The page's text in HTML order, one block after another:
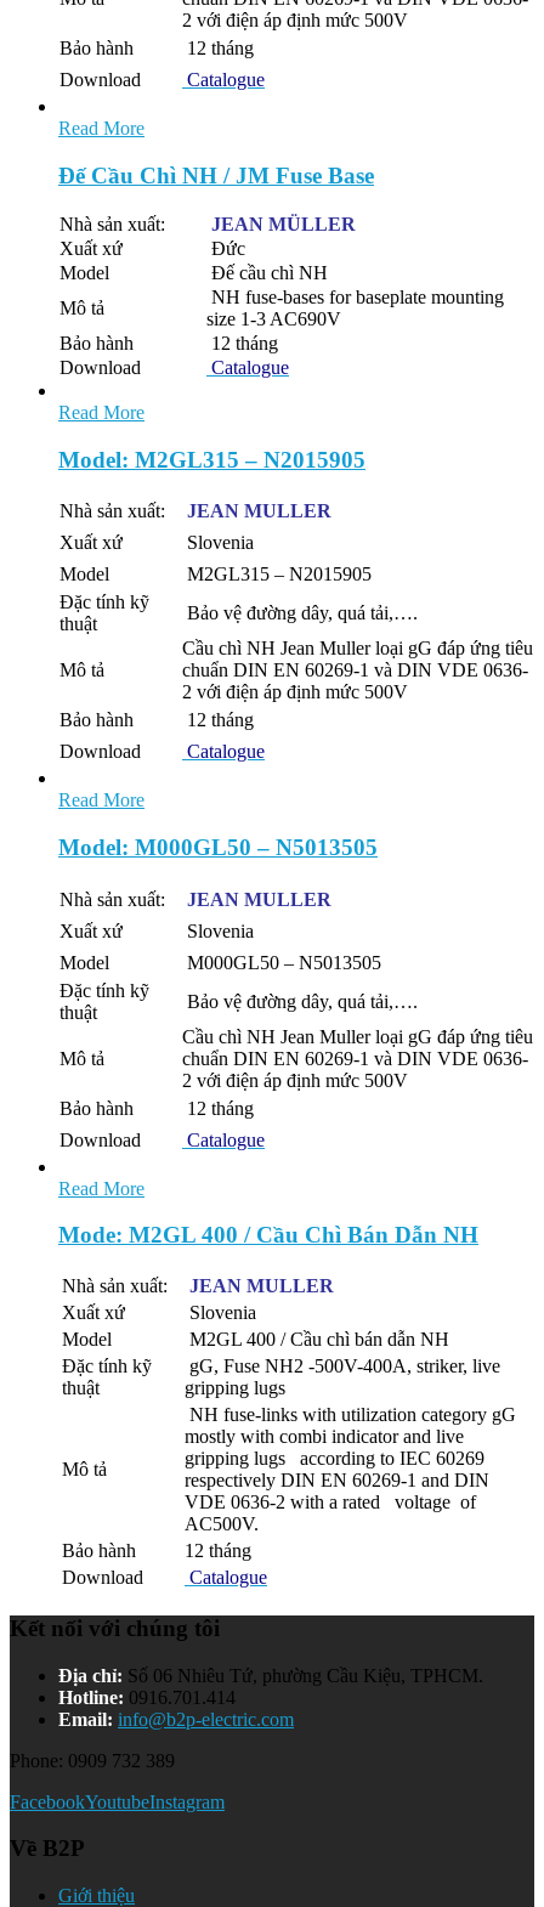
2 với điện áp định mức 500V
Bảo hành
12 tháng
Download
Catalogue
Read More
Đế Cầu Chì NH / JM Fuse Base
Nhà sản xuất: JEAN MÜLLER
Xuất xứ
Đức
Model
Đế cầu chì NH
Mô tả
NH fuse-bases for baseplate mounting
size 1-3 AC690V
Bảo hành
12 tháng
Download
Catalogue
Read More
Model: M2GL315 – N2015905
Nhà sản xuất:
JEAN MULLER
Xuất xứ
Slovenia
Model
M2GL315 – N2015905
Đặc tính kỹ
thuật
Bảo vệ đường dây, quá tải,….
Mô tả
Cầu chì NH Jean Muller loại gG đáp ứng tiêu
chuẩn DIN EN 60269-1 và DIN VDE 0636-
2 với điện áp định mức 500V
Bảo hành
12 tháng
Download
Catalogue
Read More
Model: M000GL50 – N5013505
Nhà sản xuất:
JEAN MULLER
Xuất xứ
Slovenia
Model
M000GL50 – N5013505
Đặc tính kỹ
thuật
Bảo vệ đường dây, quá tải,….
Mô tả
Cầu chì NH Jean Muller loại gG đáp ứng tiêu
chuẩn DIN EN 60269-1 và DIN VDE 0636-
2 với điện áp định mức 500V
Bảo hành
12 tháng
Download
Catalogue
Read More
Mode: M2GL 400 / Cầu Chì Bán Dẫn NH
Nhà sản xuất:
JEAN MULLER
Xuất xứ
Slovenia
Model
M2GL 400 / Cầu chì bán dẫn NH
Đặc tính kỹ
thuật
gG, Fuse NH2 -500V-400A, striker, live
gripping lugs
Mô tả
NH fuse-links with utilization category gG
mostly with combi indicator and live
gripping lugs according to IEC 60269
respectively DIN EN 60269-1 and DIN
VDE 0636-2 with a rated voltage of
AC500V.
Bảo hành
12 tháng
Download
Catalogue
Kết nối với chúng tôi
Địa chỉ: Số 06 Nhiêu Tứ, phường Cầu Kiệu, TPHCM.
Hotline: 0916.701.414
Email: info@b2p-electric.com
Phone: 0909 732 389
FacebookYoutubeInstagram
Về B2P
Giới thiệu